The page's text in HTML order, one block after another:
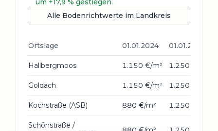
um +17,9 % gestiegen.
Alle Bodenrichtwerte im Landkreis
Ortslage 01.01.2024 01.01.2026
Hallbergmoos 1.150 €/m² 1.250 €/m²
Goldach 1.150 €/m² 1.250 €/m²
Kochstraße (ASB) 880 €/m² 1.250 €/m²
Schönstraße /